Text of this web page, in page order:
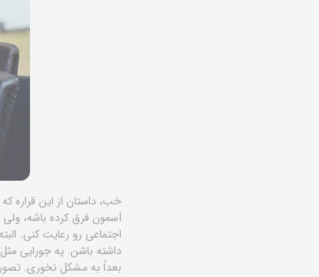
خب، داستان از این قراره که
آسمون فرق کرده باشه،
اجتماعی رو رعایت کنی.
داشته باشن. یه جورایی
بعداً به مشکل نخوری.